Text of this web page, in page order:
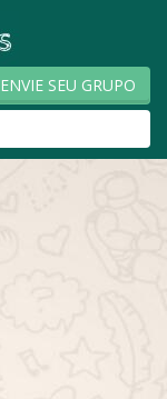
ENVIE SEU GRUPO